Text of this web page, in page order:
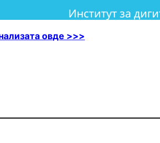
овде >>>